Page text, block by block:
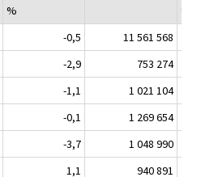
%
-0,5
11 561 568
-2,9
753 274
-1,1
1 021 104
-0,1
1 269 654
-3,7
1 048 990
1,1
940 891